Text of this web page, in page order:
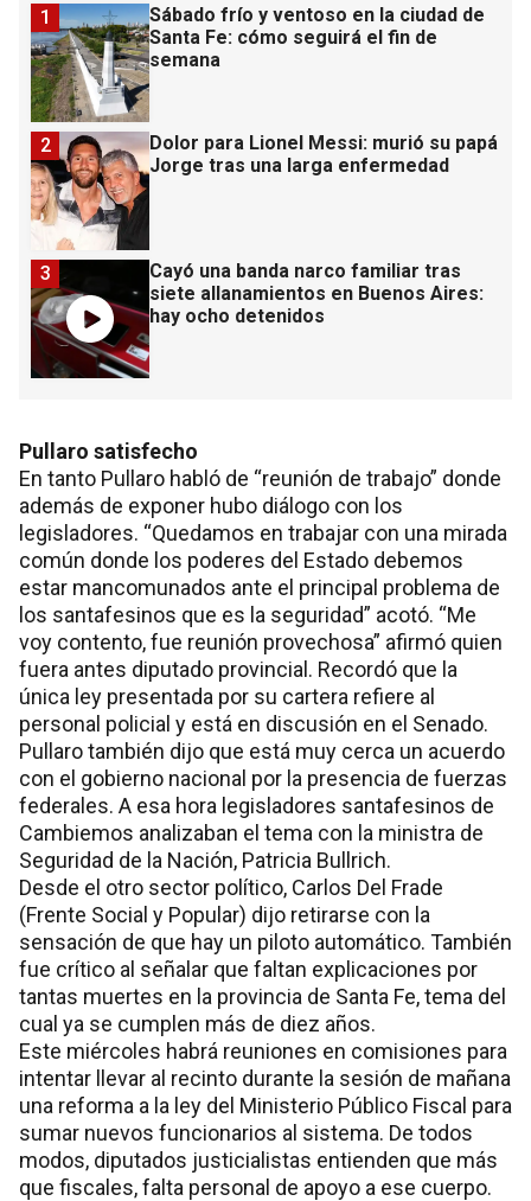
Sábado frío y ventoso en la ciudad de
Santa Fe: cómo seguirá el fin de
semana
1
Dolor para Lionel Messi: murió su papá
Jorge tras una larga enfermedad
2
Cayó una banda narco familiar tras
siete allanamientos en Buenos Aires:
hay ocho detenidos
3
Pullaro satisfecho
En tanto Pullaro habló de “reunión de trabajo” donde
además de exponer hubo diálogo con los
legisladores. “Quedamos en trabajar con una mirada
común donde los poderes del Estado debemos
estar mancomunados ante el principal problema de
los santafesinos que es la seguridad” acotó. “Me
voy contento, fue reunión provechosa” afirmó quien
fuera antes diputado provincial. Recordó que la
única ley presentada por su cartera refiere al
personal policial y está en discusión en el Senado.
Pullaro también dijo que está muy cerca un acuerdo
con el gobierno nacional por la presencia de fuerzas
federales. A esa hora legisladores santafesinos de
Cambiemos analizaban el tema con la ministra de
Seguridad de la Nación, Patricia Bullrich.
Desde el otro sector político, Carlos Del Frade
(Frente Social y Popular) dijo retirarse con la
sensación de que hay un piloto automático. También
fue crítico al señalar que faltan explicaciones por
tantas muertes en la provincia de Santa Fe, tema del
cual ya se cumplen más de diez años.
Este miércoles habrá reuniones en comisiones para
intentar llevar al recinto durante la sesión de mañana
una reforma a la ley del Ministerio Público Fiscal para
sumar nuevos funcionarios al sistema. De todos
modos, diputados justicialistas entienden que más
que fiscales, falta personal de apoyo a ese cuerpo.